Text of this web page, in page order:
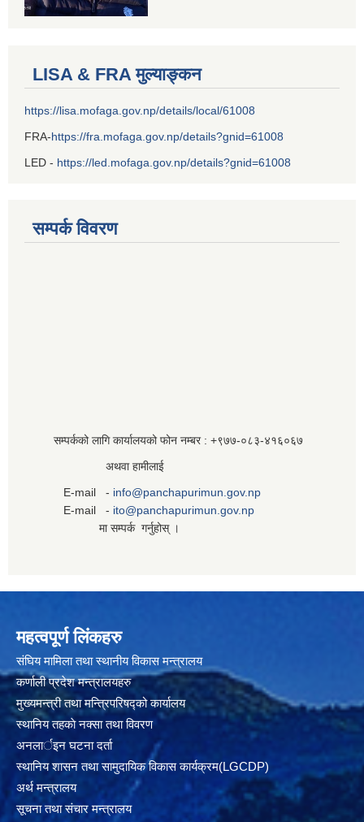
LISA & FRA मुल्याङ्कन
https://lisa.mofaga.gov.np/details/local/61008
FRA-https://fra.mofaga.gov.np/details?gnid=61008
LED - https://led.mofaga.gov.np/details?gnid=61008
सम्पर्क विवरण
सम्पर्कको लागि कार्यालयको फोन नम्बर : +९७७-०८३‍-४१६०६७
अथवा हामीलाई
E-mail - info@panchapurimun.gov.np
E-mail - ito@panchapurimun.gov.np
मा सम्पर्क गर्नुहोस् ।
महत्वपूर्ण लिंकहरु
संघिय मामिला तथा स्थानीय विकास मन्त्रालय
कर्णाली प्रदेश मन्त्रालयहरु
मुख्यमन्त्री तथा मन्त्रिपरिषद्को कार्यालय
स्थानिय तहकाे नक्सा तथा विवरण
अनलार्इन घटना दर्ता
स्थानिय शासन तथा सामुदायिक विकास कार्यक्रम(LGCDP)
अर्थ मन्त्रालय
सूचना तथा संचार मन्त्रालय